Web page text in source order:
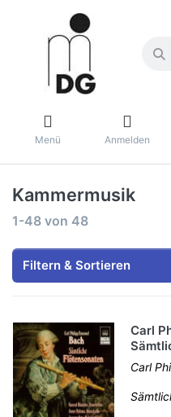
Menü Anmelden
Kammermusik
1-48 von 48
Filtern & Sortieren
Carl
Carl